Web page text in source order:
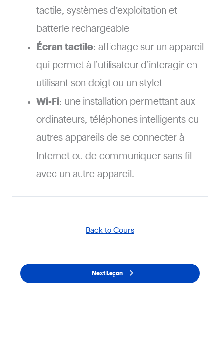
tactile, systèmes d’exploitation et
batterie rechargeable
Écran tactile: affichage sur un appareil
qui permet à l’utilisateur d’interagir en
utilisant son doigt ou un stylet
Wi-Fi: une installation permettant aux
ordinateurs, téléphones intelligents ou
autres appareils de se connecter à
Internet ou de communiquer sans fil
avec un autre appareil.
Back to Cours
Next Leçon